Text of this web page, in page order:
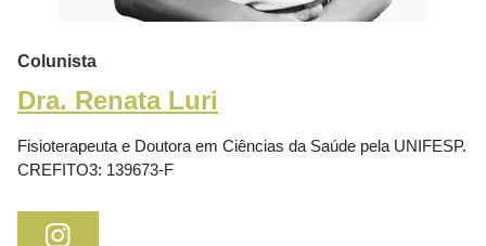
Colunista
Dra. Renata Luri
Fisioterapeuta e Doutora em Ciências da Saúde pela UNIFESP.
CREFITO3: 139673-F